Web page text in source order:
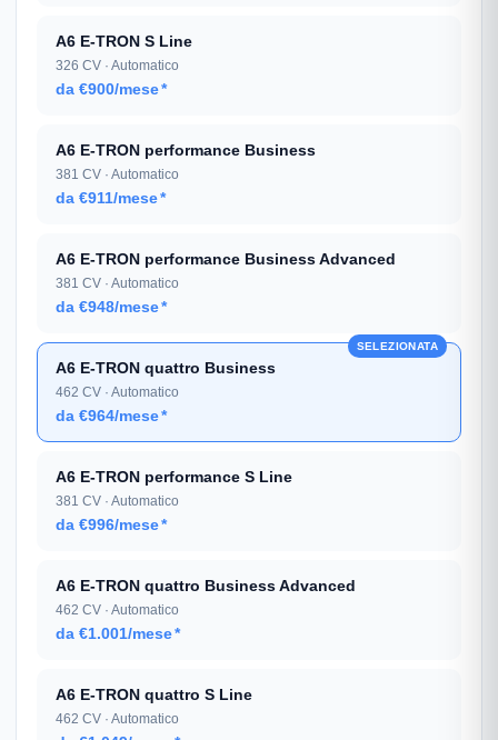
A6 E-TRON S Line
326 CV · Automatico
da €900/mese*
A6 E-TRON performance Business
381 CV · Automatico
da €911/mese*
A6 E-TRON performance Business Advanced
381 CV · Automatico
da €948/mese*
A6 E-TRON quattro Business
462 CV · Automatico
da €964/mese*
SELEZIONATA
A6 E-TRON performance S Line
381 CV · Automatico
da €996/mese*
A6 E-TRON quattro Business Advanced
462 CV · Automatico
da €1.001/mese*
A6 E-TRON quattro S Line
462 CV · Automatico